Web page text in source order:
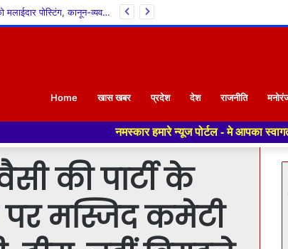
30 बैग की सीमा लगाकर कांग्रेस सरकार ने सेब उत्पादकों की कमर तोड़ी, क्या सिंडिकेट को फायदा पहुंचाने के लिए बागवानों पर थोपी जा रही है नई ‘वसूली’? : सांदीपनि भारद्वाज
Home खास खबर प्रदेश देश राजनीति
नमस्कार हमारे न्यूज पोर्टल - मे आपका स्वागत हैं ,यहाँ आपको हमेशा
की पार्टी के
पर मस्जिद कमेटी